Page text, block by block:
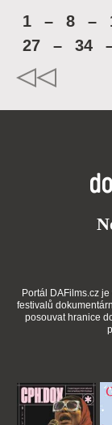
1 – 8 –
27
– 34
Portál DAFilms.cz
festivalů
posouvat hranice